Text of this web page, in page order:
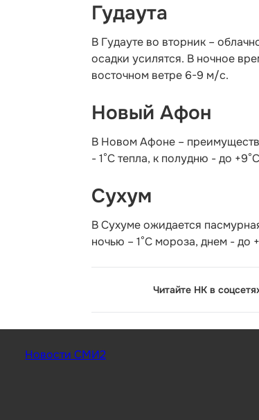
Гудаута
В Гудауте во вторник –
осадки усилятся. В ночное
восточном ветре 6-9 м/с.
Новый Афон
В Новом Афоне –
- 1°С тепла, к полудню - до
Сухум
В Сухуме ожидается
ночью – 1°С мороза, днем - до
Читайте НК в
Новости СМИ2